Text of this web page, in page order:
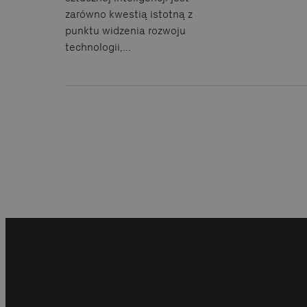
zarówno kwestią istotną z
punktu widzenia rozwoju
technologii,…